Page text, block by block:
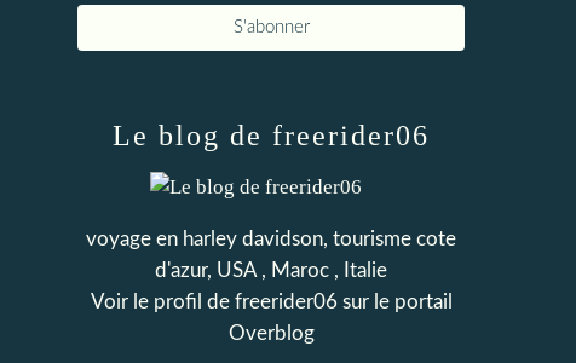
Le blog de freerider06
voyage en harley davidson, tourisme cote
d'azur, USA , Maroc , Italie
Voir le profil de freerider06 sur le portail
Overblog